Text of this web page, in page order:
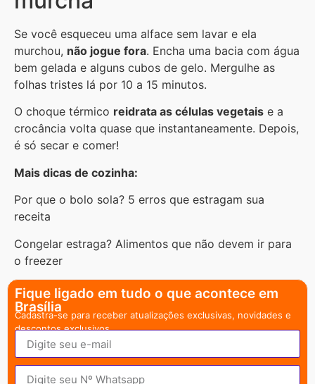
Se você esqueceu uma alface sem lavar e ela
murchou, não jogue fora. Encha uma bacia com água
bem gelada e alguns cubos de gelo. Mergulhe as
folhas tristes lá por 10 a 15 minutos.
O choque térmico reidrata as células vegetais e a
crocância volta quase que instantaneamente. Depois,
é só secar e comer!
Mais dicas de cozinha:
Por que o bolo sola? 5 erros que estragam sua
receita
Congelar estraga? Alimentos que não devem ir para
o freezer
Fique ligado em tudo o que acontece em
Brasília
Cadastra-se para receber atualizações exclusivas, novidades e
descontos exclusivos.